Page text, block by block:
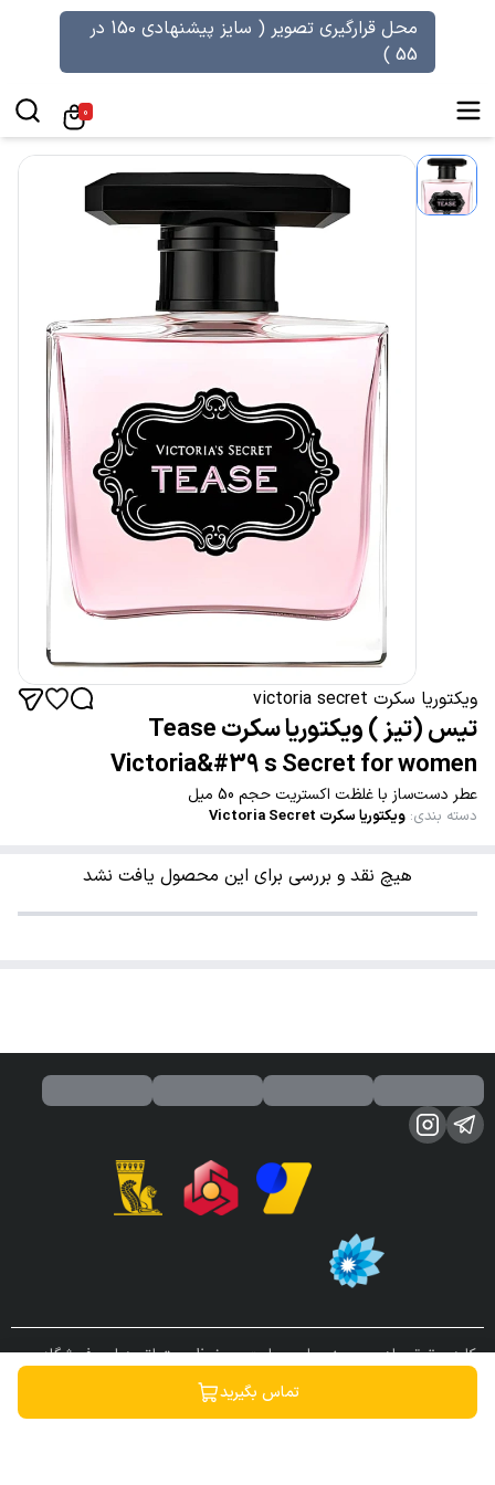
محل قرارگیری تصویر ( سایز پیشنهادی 150 در
55 )
0
ویکتوریا سکرت victoria secret
تیس (تیز ) ویکتوریا سکرت Tease
Victoria&#39 s Secret for women
عطر دست‌ساز با غلظت اکستریت حجم 50 میل
دسته بندی: ویکتوریا سکرت Victoria Secret
تماس بگیرید
هیچ نقد و بررسی برای این محصول یافت نشد
کلیه حقوق مادی و معنوی این سایت محفوظ و متعلق به این فروشگاه می